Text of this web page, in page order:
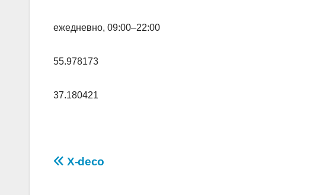
ежедневно, 09:00–22:00
55.978173
37.180421
Навигация
X-deco